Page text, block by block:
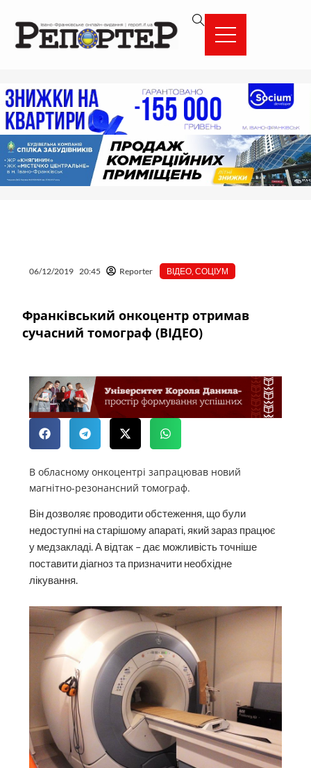
вмісту
06/12/2019 20:45 Reporter ВІДЕО ,СОЦІУМ
Франківський онкоцентр отримав
сучасний томограф (ВІДЕО)
В обласному онкоцентрі запрацював новий
магнітно-резонансний томограф.
Він дозволяє проводити обстеження, що були
недоступні на старішому апараті, який зараз працює
у медзакладі. А відтак – дає можливість точніше
поставити діагноз та призначити необхідне
лікування.